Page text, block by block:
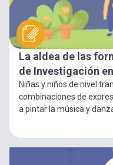
La aldea de las
de Investigación
Niñas y niños de nivel
combinaciones de
a pintar la música y